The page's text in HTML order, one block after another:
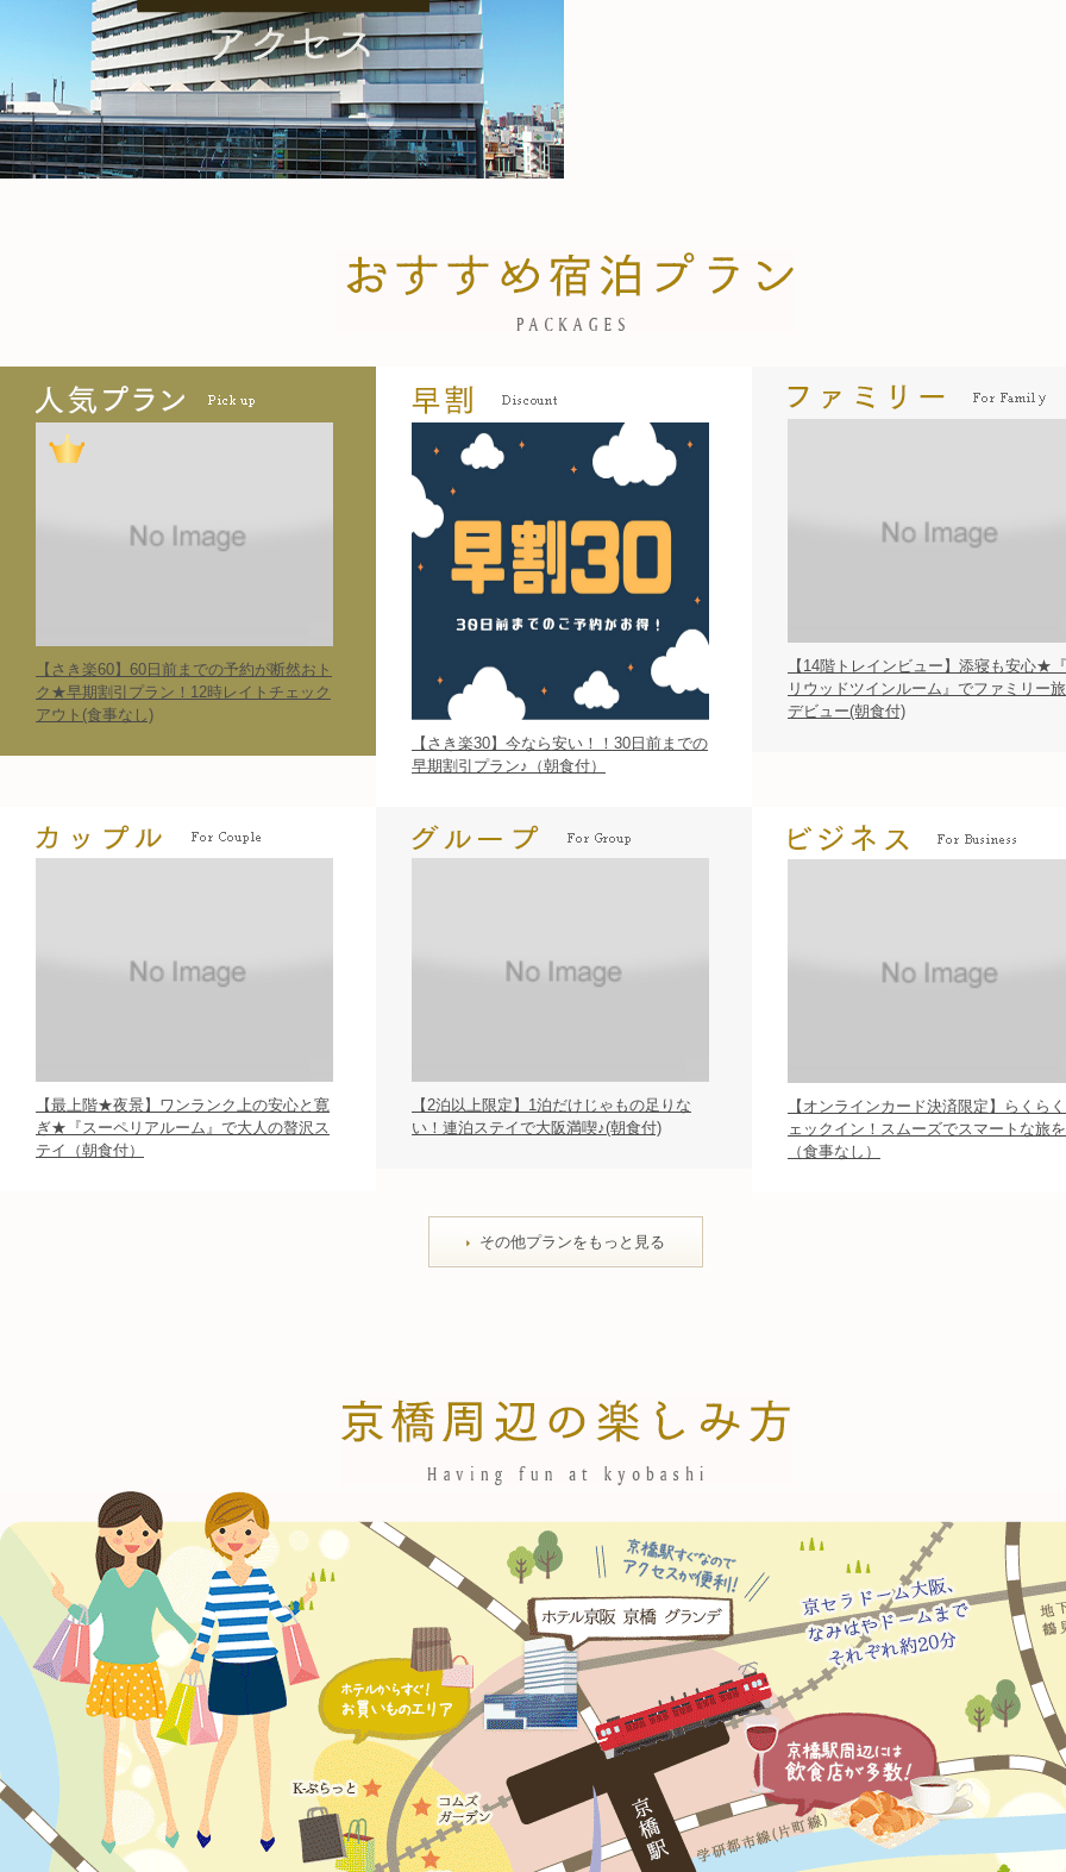
【さき楽60】60日前までの予約が断然おト
ク★早期割引プラン！12時レイトチェック
アウト(食事なし)
【さき楽30】今なら安い！！30日前までの
早期割引プラン♪（朝食付）
【14階トレインビュー】添寝も安心★
リウッドツインルーム』でファミリー
デビュー(朝食付)
【最上階★夜景】ワンランク上の安心と寛
ぎ★『スーペリアルーム』で大人の贅沢ス
テイ（朝食付）
【2泊以上限定】1泊だけじゃもの足りな
い！連泊ステイで大阪満喫♪(朝食付)
【オンラインカード決済限定】らくら
ェックイン！スムーズでスマートな旅を
（食事なし）
その他プランをもっと見る